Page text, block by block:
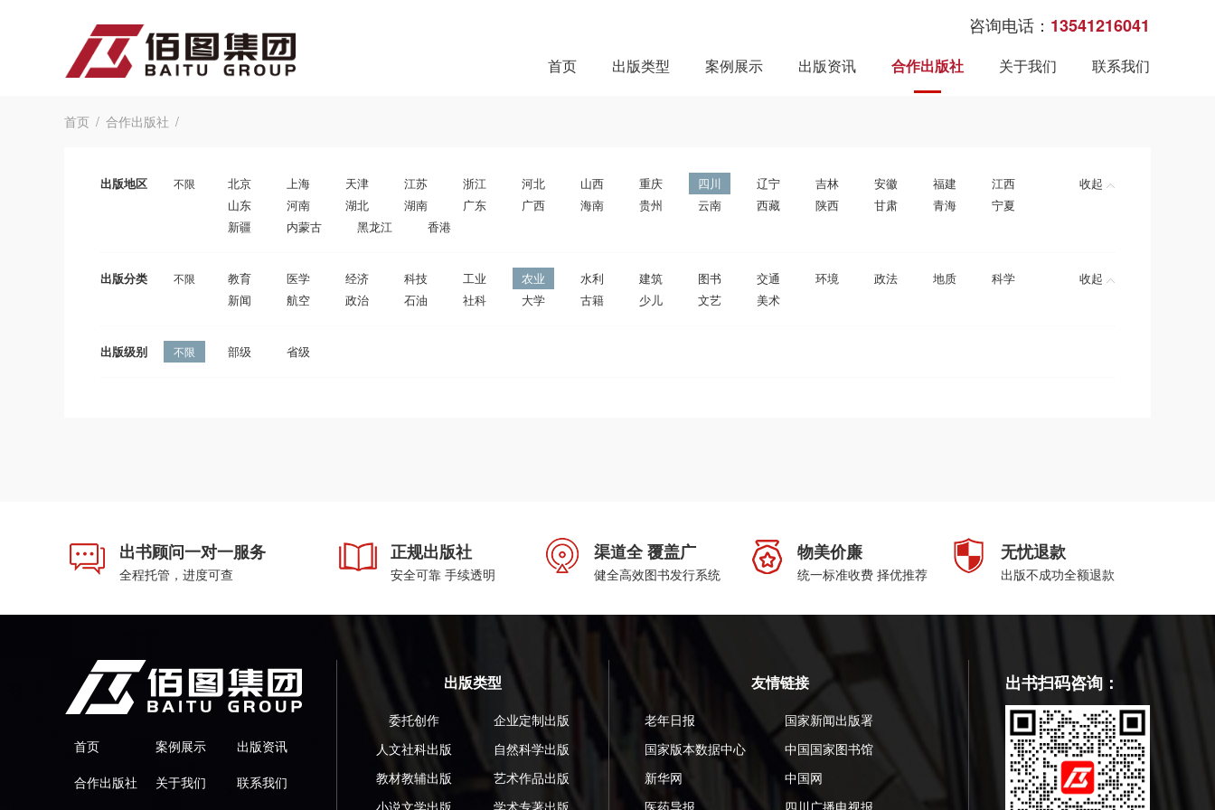
咨询电话： 13541216041
首页 出版类型 案例展示 出版资讯 合作出版社 关于我们 联系我们
首页 合作出版社
出版地区 不限 北京 上海 天津 江苏 浙江 河北 山西 重庆 四川 辽宁 吉林 安徽 福建
江西
山东
河南 湖北 湖南 广东 广西 海南 贵州 云南 西藏 陕西 甘肃 青海
宁夏
新疆
内蒙古 黑龙江 香港
收起
出版分类 不限 教育 医学 经济 科技 工业 农业 水利 建筑 图书 交通 环境 政法 地质
科学
新闻
航空 政治 石油 社科 大学 古籍 少儿 文艺 美术
收起
出版级别 不限 部级 省级
出书顾问一对一服务
全程托管，进度可查
正规出版社
安全可靠 手续透明
渠道全 覆盖广
健全高效图书发行系统
物美价廉
统一标准收费 择优推荐
无忧退款
出版不成功全额退款
首页 案例展示
出版资讯
合作出版社
关于我们 联系我们
出版类型
委托创作
企业定制出版
人文社科出版
自然科学出版
教材教辅出版
艺术作品出版
小说文学出版
学术专著出版
友情链接
老年日报
国家新闻出版署
国家版本数据中心
中国国家图书馆
新华网
中国网
医药导报
四川广播电视报
出书扫码咨询：